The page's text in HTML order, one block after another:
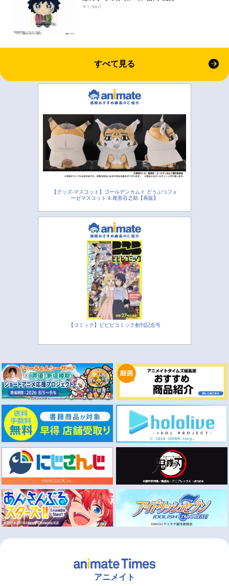
￥1,980
すべて見る
【グッズ-マスコット】ゴールデンカムイ どうぶつフォ
ーゼマスコット 4.尾形百之助【再販】
【コミック】ビビビコミック創刊記念号
アニメイト